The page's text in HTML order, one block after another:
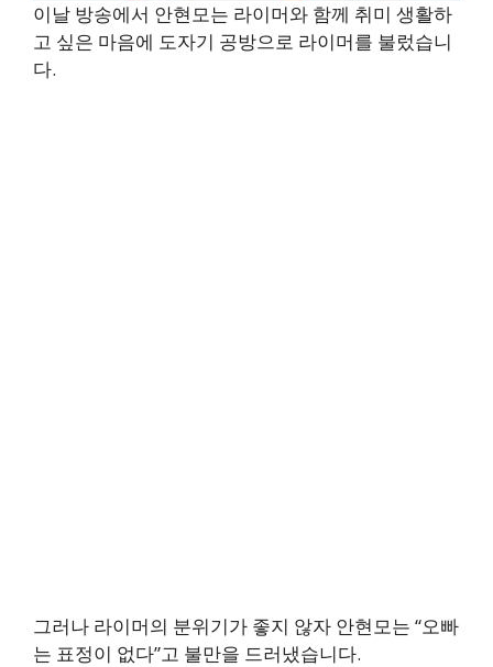
이날 방송에서 안현모는 라이머와 함께 취미 생활하
고 싶은 마음에 도자기 공방으로 라이머를 불렀습니
다.
그러나 라이머의 분위기가 좋지 않자 안현모는 “오빠
는 표정이 없다”고 불만을 드러냈습니다.